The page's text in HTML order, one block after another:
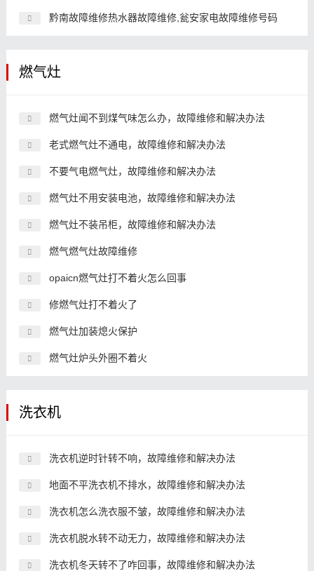
黔南故障维修热水器故障维修,瓮安家电故障维修号码
燃气灶
燃气灶闻不到煤气味怎么办，故障维修和解决办法
老式燃气灶不通电，故障维修和解决办法
不要气电燃气灶，故障维修和解决办法
燃气灶不用安装电池，故障维修和解决办法
燃气灶不装吊柜，故障维修和解决办法
燃气燃气灶故障维修
opaicn燃气灶打不着火怎么回事
修燃气灶打不着火了
燃气灶加装熄火保护
燃气灶炉头外圈不着火
洗衣机
洗衣机逆时针转不响，故障维修和解决办法
地面不平洗衣机不排水，故障维修和解决办法
洗衣机怎么洗衣服不皱，故障维修和解决办法
洗衣机脱水转不动无力，故障维修和解决办法
洗衣机冬天转不了咋回事，故障维修和解决办法